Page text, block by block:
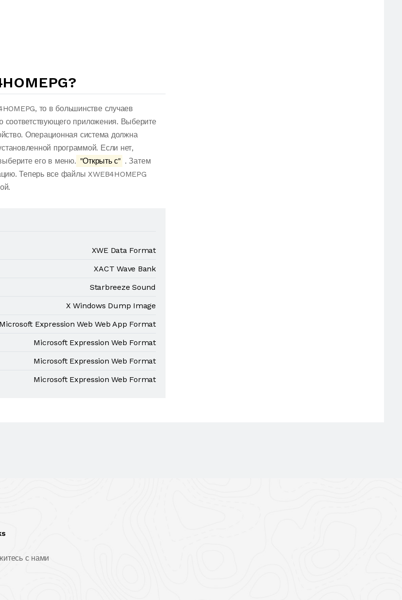
то в большинстве случаев
соответствующего приложения. Выберите
Операционная система должна
программой. Если нет,
его в меню. "Открыть с" . Затем
Теперь все файлы XWEB4HOMEPG
XWE Data Format
XACT Wave Bank
Starbreeze Sound
X Windows Dump Image
Microsoft Expression Web Web App Format
Microsoft Expression Web Format
Microsoft Expression Web Format
Microsoft Expression Web Format
с нами